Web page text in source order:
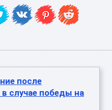
после
случае победы на